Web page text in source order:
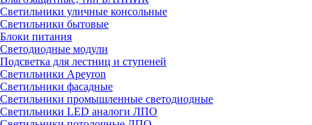
Светильники уличные консольные
Светильники бытовые
Блоки питания
Светодиодные модули
Подсветка для лестниц и ступеней
Светильники Apeyron
Светильники фасадные
Светильники промышленные светодиодные
Светильники LED аналоги ЛПО